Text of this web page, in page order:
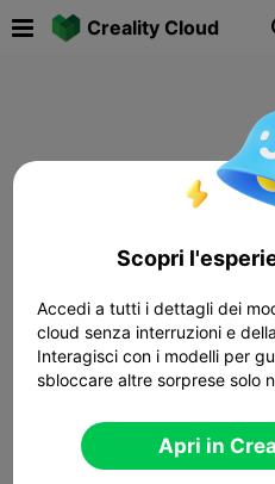
Creality Cloud
Scopri
Accedi a tutti i dettagli dei
cloud senza interruzioni e
Interagisci con i modelli per
sbloccare altre sorprese solo
Apri in